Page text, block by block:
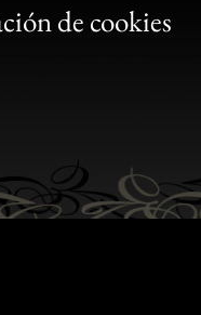
de cookies